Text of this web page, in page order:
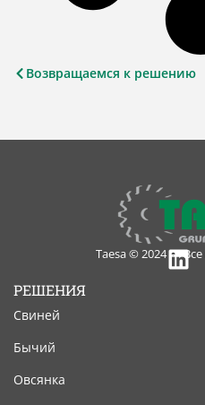
Возвращаемся к решению
Taesa © 2024 —
РЕШЕНИЯ
Свиней
Бычий
Овсянка